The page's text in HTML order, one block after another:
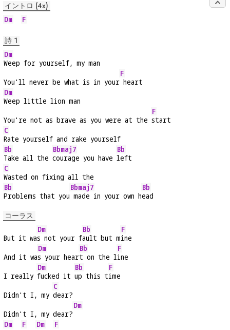
イントロ (4x)
Dm F
詩 1
Dm
Weep for yourself, my man
You'll never be what is in your
F
heart
Dm
Weep little lion man
You're not as brave as you were at the
F
start
C
Rate yourself and rake yourself
Bb
Take all the
Bbmaj7
courage you have
Bb
left
C
Wasted on fixing all the
Bb
Problems that you
Bbmaj7
made in your own h
Bb
ead
コーラス
But it wa
Dm
s not your f
Bb
ault but m
F
ine
And it wa
Dm
s your hear
Bb
t on the l
F
ine
I really
Dm
fucked it
Bb
up this t
F
ime
Didn't I, my
C
dear?
Didn't I, my dear?
Dm
Dm
F Dm F